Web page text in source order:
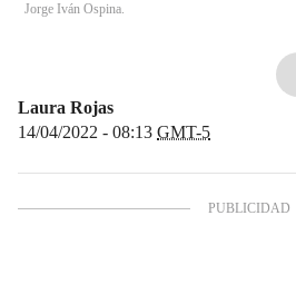
Jorge Iván Ospina.
Laura Rojas
14/04/2022 - 08:13 GMT-5